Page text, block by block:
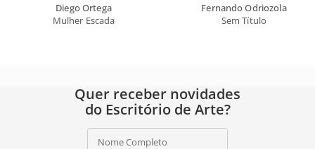
Diego Ortega
Mulher Escada
Fernando Odriozola
Sem Título
Quer receber novidades
do Escritório de Arte?
Nome Completo